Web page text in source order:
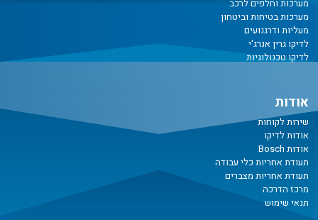
מערכות וחלפים לרכב
מערכות בטיחות וביטחון
מעליות ודרגנועים
לדיקו גרין אנרג'י
לדיקו טכנולוגיות
אודות
שירות לקוחות
אודות לדיקו
אודות Bosch
תעודת אחריות כלי עבודה
תעודת אחריות מצברים
מרכז הדרכה
תנאי שימוש